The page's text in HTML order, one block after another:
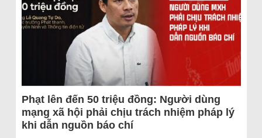
Phạt lên đến 50 triệu đồng: Người dùng
mạng xã hội phải chịu trách nhiệm pháp lý
khi dẫn nguồn báo chí